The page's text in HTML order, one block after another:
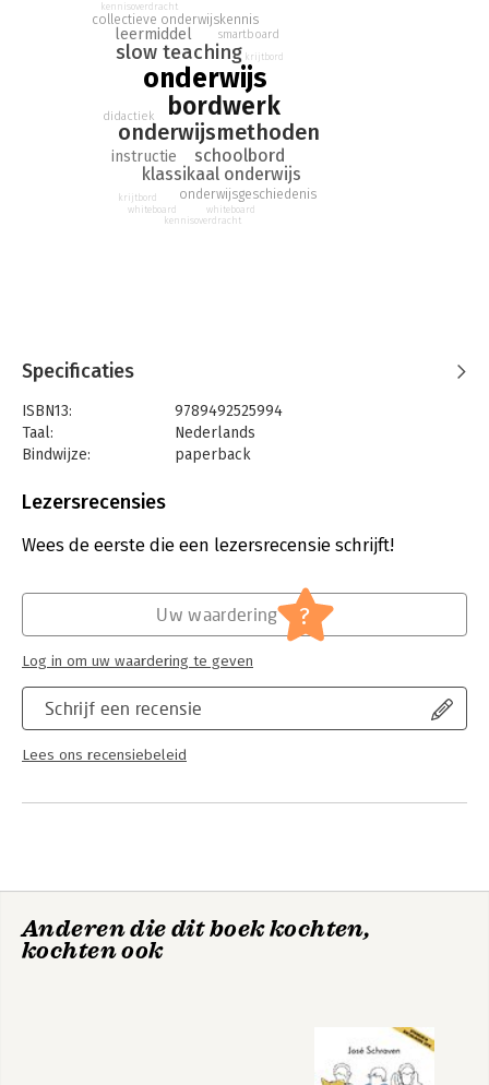
boek gecombineerd met de nieuwste wetenschappelijke
inzichten en technieken.
onderwijs
bordwerk
onderwijsmethoden
slow teaching
schoolbord
klassikaal onderwijs
instructie
leermiddel
collectieve onderwijskennis
onderwijsgeschiedenis
didactiek
smartboard
whiteboard
krijtbord
kennisoverdracht
whiteboard
krijtbord
kennisoverdracht
Specificaties
ISBN13:
9789492525994
Taal:
Nederlands
Bindwijze:
paperback
Uitgever:
Verschijningsdatum:
10-9-2020
Lezersrecensies
Wees de eerste die een lezersrecensie schrijft!
Schrijf een recensie
Lees ons recensiebeleid
Uw waardering ?
Log in om uw waardering te geven
Anderen die dit boek kochten,
kochten ook